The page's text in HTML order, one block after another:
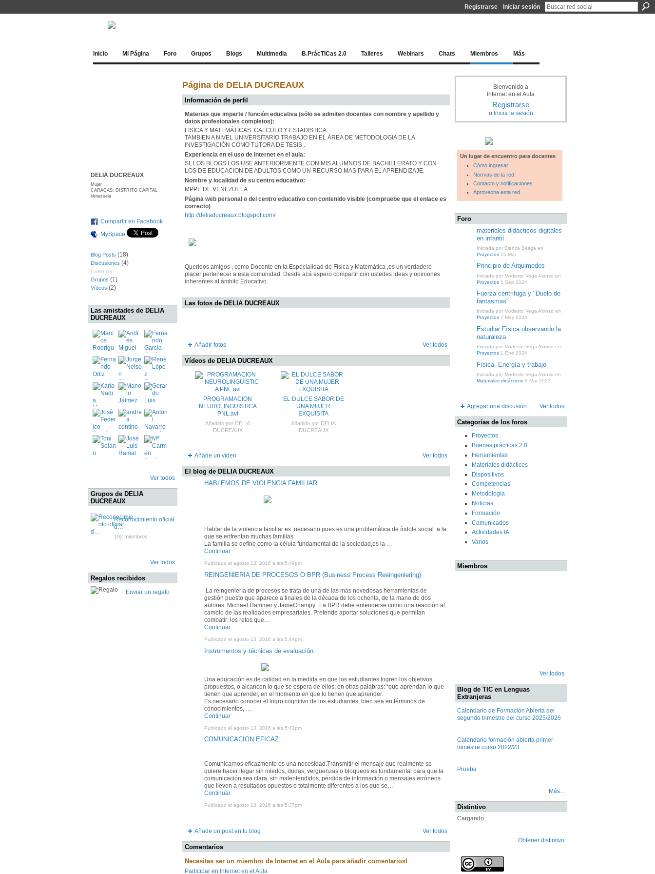
Registrarse Iniciar sesión
Inicio Mi Página Foro Grupos Blogs Multimedia B.PrácTICas 2.0 Talleres Webinars Chats Miembros Más
DELIA DUCREAUX
Mujer
CARACAS: DISTRITO CAPITAL
Venezuela
Compartir en Facebook
MySpace
Blog Posts (18)
Discusiones (4)
Eventos
Grupos (1)
Vídeos (2)
Las amistades de DELIA
DUCREAUX
Ver todos
Grupos de DELIA
DUCREAUX
Reconocimiento oficial
d…
192 miembros
Ver todos
Regalos recibidos
Enviar un regalo
Página de DELIA DUCREAUX
Información de perfil
Materias que imparte / función educativa (sólo se admiten docentes con nombre y apellido y
datos profesionales completos):
FISICA Y MATEMÁTICAS. CALCULO Y ESTADISTICA .
TAMBIEN A NIVEL UNIVERSITARIO TRABAJO EN EL ÁREA DE METODOLOGIA DE LA
INVESTIGACIÓN COMO TUTORA DE TESIS .
Experiencia en el uso de Internet en el aula:
SI, LOS BLOGS LOS USE ANTERIORMENTE CON MIS ALUMNOS DE BACHILLERATO Y CON
LOS DE EDUCACION DE ADULTOS COMO UN RECURSO MAS PARA EL APRENDIZAJE.
Nombre y localidad de su centro educativo:
MPPE DE VENEZUELA
Página web personal o del centro educativo con contenido visible (compruebe que el enlace es
correcto)
http://deliaducreaux.blogspot.com/
Queridos amigos , como Docente en la Especialidad de Física y Matemática ,es un verdadero
placer pertenecer a esta comunidad. Desde acá espero compartir con ustedes ideas y opiniones
inherentes al ámbito Educativo.
Las fotos de DELIA DUCREAUX
Añadir fotos Ver todos
Vídeos de DELIA DUCREAUX
PROGRAMACION
NEUROLINGUISTICA
PNL.avi
Añadido por DELIA
DUCREAUX
EL DULCE SABOR DE
UNA MUJER
EXQUISITA
Añadido por DELIA
DUCREAUX
Añade un vídeo Ver todos
El blog de DELIA DUCREAUX
HABLEMOS DE VIOLENCIA FAMILIAR.
Hablar de la violencia familiar es necesario pues es una problemática de índole social a la
que se enfrentan muchas familias.
La familia se define como la célula fundamental de la sociedad,es la …
Continuar
Publicado el agosto 13, 2016 a las 5:49pm
REINGENIERIA DE PROCESOS O BPR (Business Process Reeingeniering)
La reingeniería de procesos se trata de una de las más novedosas herramientas de
gestión puesto que aparece a finales de la década de los ochenta, de la mano de dos
autores: Michael Hammer y JameChampy.
La BPR debe entenderse como una reacción al
cambio de las realidades empresariales. Pretende aportar soluciones que permitan
combatir: los retos que…
Continuar
Publicado el agosto 13, 2016 a las 5:44pm
Instrumentos y técnicas de evaluación.
Una educación es de calidad en la medida en que los estudiantes logren los objetivos
propuestos, o alcancen lo que se espera de ellos; en otras palabras: “que aprendan lo que
tienen que aprender, en el momento en que lo tienen que aprender.
Es necesario conocer el logro cognitivo de los estudiantes, bien sea en términos de
conocimientos, …
Continuar
Publicado el agosto 13, 2016 a las 5:42pm
COMUNICACION EFICAZ.
Comunicarnos eficazmente es una necesidad.Transmitir el mensaje que realmente se
quiere hacer llegar sin miedos, dudas, vergüenzas o bloqueos es fundamental para que la
comunicación sea clara, sin malentendidos, pérdida de información o mensajes erróneos
que lleven a resultados opuestos o totalmente diferentes a los que se…
Continuar
Publicado el agosto 13, 2016 a las 5:37pm
Añade un post en tu blog Ver todos
Comentarios
Necesitas ser un miembro de Internet en el Aula para añadir comentarios!
Participar en Internet en el Aula
Bienvenido a
Internet en el Aula
Registrarse
o Inicia la sesión
Un lugar de encuentro para docentes
Cómo ingresar
Normas de la red
Contacto y notificaciones
Aprovecha esta red
Foro
materiales didácticos digitales
en infantil
Iniciada por Blanca Besga en
Proyectos 15 Mar.
Principio de Arquimedes
Iniciada por Modesto Vega Alonso en
Proyectos 1 Sep 2024.
Fuerza centrifuga y "Duelo de
fantasmas"
Iniciada por Modesto Vega Alonso en
Proyectos 7 May 2024.
Estudiar Física observando la
naturaleza
Iniciada por Modesto Vega Alonso en
Proyectos 1 Ene 2024.
Física. Energía y trabajo
Iniciada por Modesto Vega Alonso en
Materiales didácticos 8 Mar 2023.
Agregar una discusión Ver todos
Categorías de los foros
Proyectos
Buenas prácticas 2.0
Herramientas
Materiales didácticos
Dispositivos
Competencias
Metodología
Noticias
Formación
Comunicados
Actividades IA
Varios
Miembros
Ver todos
Blog de TIC en Lenguas
Extranjeras
Calendario de Formación Abierta del
segundo trimestre del curso 2025/2026
Calendario formación abierta primer
trimestre curso 2022/23
Prueba
Más...
Distintivo
Cargando…
Obtener distintivo